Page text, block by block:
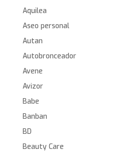
Aquilea
Aseo personal
Autan
Autobronceador
Avene
Avizor
Babe
Banban
BD
Beauty Care